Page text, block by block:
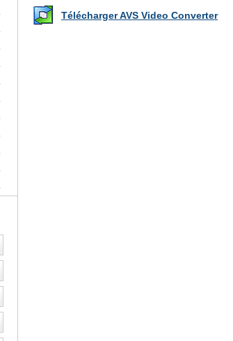
Télécharger AVS Video Converter